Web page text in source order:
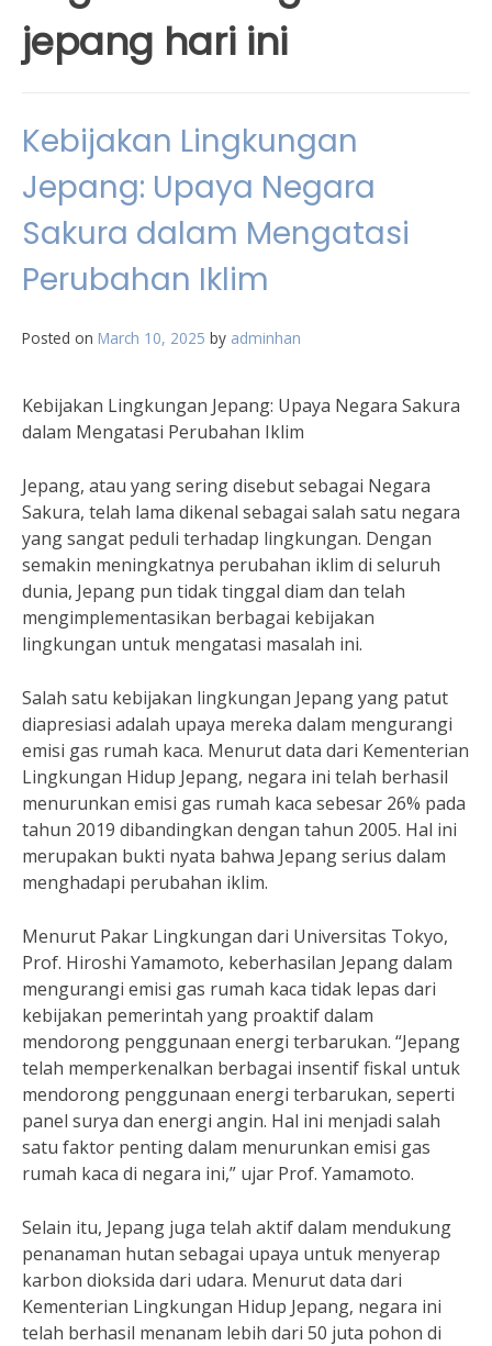
jepang hari ini
Kebijakan Lingkungan
Jepang: Upaya Negara
Sakura dalam Mengatasi
Perubahan Iklim
Posted on March 10, 2025 by adminhan
Kebijakan Lingkungan Jepang: Upaya Negara Sakura
dalam Mengatasi Perubahan Iklim
Jepang, atau yang sering disebut sebagai Negara
Sakura, telah lama dikenal sebagai salah satu negara
yang sangat peduli terhadap lingkungan. Dengan
semakin meningkatnya perubahan iklim di seluruh
dunia, Jepang pun tidak tinggal diam dan telah
mengimplementasikan berbagai kebijakan
lingkungan untuk mengatasi masalah ini.
Salah satu kebijakan lingkungan Jepang yang patut
diapresiasi adalah upaya mereka dalam mengurangi
emisi gas rumah kaca. Menurut data dari Kementerian
Lingkungan Hidup Jepang, negara ini telah berhasil
menurunkan emisi gas rumah kaca sebesar 26% pada
tahun 2019 dibandingkan dengan tahun 2005. Hal ini
merupakan bukti nyata bahwa Jepang serius dalam
menghadapi perubahan iklim.
Menurut Pakar Lingkungan dari Universitas Tokyo,
Prof. Hiroshi Yamamoto, keberhasilan Jepang dalam
mengurangi emisi gas rumah kaca tidak lepas dari
kebijakan pemerintah yang proaktif dalam
mendorong penggunaan energi terbarukan. “Jepang
telah memperkenalkan berbagai insentif fiskal untuk
mendorong penggunaan energi terbarukan, seperti
panel surya dan energi angin. Hal ini menjadi salah
satu faktor penting dalam menurunkan emisi gas
rumah kaca di negara ini,” ujar Prof. Yamamoto.
Selain itu, Jepang juga telah aktif dalam mendukung
penanaman hutan sebagai upaya untuk menyerap
karbon dioksida dari udara. Menurut data dari
Kementerian Lingkungan Hidup Jepang, negara ini
telah berhasil menanam lebih dari 50 juta pohon di